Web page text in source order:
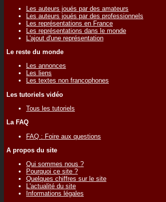
Les auteurs joués par des amateurs
Les auteurs joués par des professionnels
Les représentations en France
Les représentations dans le monde
L'ajout d'une représentation
Le reste du monde
Les annonces
Les liens
Les textes non francophones
Les tutoriels vidéo
Tous les tutoriels
La FAQ
FAQ : Foire aux questions
A propos du site
Qui sommes nous ?
Pourquoi ce site ?
Quelques chiffres sur le site
L'actualité du site
Informations légales